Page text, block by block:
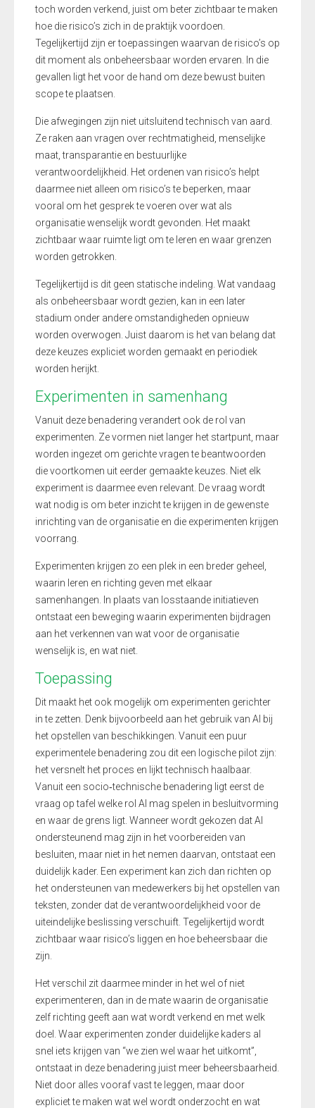
toch worden verkend, juist om beter zichtbaar te maken
hoe die risico’s zich in de praktijk voordoen.
Tegelijkertijd zijn er toepassingen waarvan de risico’s op
dit moment als onbeheersbaar worden ervaren. In die
gevallen ligt het voor de hand om deze bewust buiten
scope te plaatsen.
Die afwegingen zijn niet uitsluitend technisch van aard.
Ze raken aan vragen over rechtmatigheid, menselijke
maat, transparantie en bestuurlijke
verantwoordelijkheid. Het ordenen van risico’s helpt
daarmee niet alleen om risico’s te beperken, maar
vooral om het gesprek te voeren over wat als
organisatie wenselijk wordt gevonden. Het maakt
zichtbaar waar ruimte ligt om te leren en waar grenzen
worden getrokken.
Tegelijkertijd is dit geen statische indeling. Wat vandaag
als onbeheersbaar wordt gezien, kan in een later
stadium onder andere omstandigheden opnieuw
worden overwogen. Juist daarom is het van belang dat
deze keuzes expliciet worden gemaakt en periodiek
worden herijkt.
Experimenten in samenhang
Vanuit deze benadering verandert ook de rol van
experimenten. Ze vormen niet langer het startpunt, maar
worden ingezet om gerichte vragen te beantwoorden
die voortkomen uit eerder gemaakte keuzes. Niet elk
experiment is daarmee even relevant. De vraag wordt
wat nodig is om beter inzicht te krijgen in de gewenste
inrichting van de organisatie en die experimenten krijgen
voorrang.
Experimenten krijgen zo een plek in een breder geheel,
waarin leren en richting geven met elkaar
samenhangen. In plaats van losstaande initiatieven
ontstaat een beweging waarin experimenten bijdragen
aan het verkennen van wat voor de organisatie
wenselijk is, en wat niet.
Toepassing
Dit maakt het ook mogelijk om experimenten gerichter
in te zetten. Denk bijvoorbeeld aan het gebruik van AI bij
het opstellen van beschikkingen. Vanuit een puur
experimentele benadering zou dit een logische pilot zijn:
het versnelt het proces en lijkt technisch haalbaar.
Vanuit een socio‑technische benadering ligt eerst de
vraag op tafel welke rol AI mag spelen in besluitvorming
en waar de grens ligt. Wanneer wordt gekozen dat AI
ondersteunend mag zijn in het voorbereiden van
besluiten, maar niet in het nemen daarvan, ontstaat een
duidelijk kader. Een experiment kan zich dan richten op
het ondersteunen van medewerkers bij het opstellen van
teksten, zonder dat de verantwoordelijkheid voor de
uiteindelijke beslissing verschuift. Tegelijkertijd wordt
zichtbaar waar risico’s liggen en hoe beheersbaar die
zijn.
Het verschil zit daarmee minder in het wel of niet
experimenteren, dan in de mate waarin de organisatie
zelf richting geeft aan wat wordt verkend en met welk
doel. Waar experimenten zonder duidelijke kaders al
snel iets krijgen van “we zien wel waar het uitkomt”,
ontstaat in deze benadering juist meer beheersbaarheid.
Niet door alles vooraf vast te leggen, maar door
expliciet te maken wat wel wordt onderzocht en wat